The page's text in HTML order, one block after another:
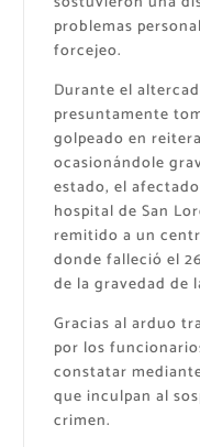
problemas
forcejeo.
Durante el
presuntamente
golpeado en
ocasionándole
estado, el
hospital de San
remitido a un
donde falleció el
de la gravedad de
Gracias al arduo
por los
constatar
que inculpan al
crimen.